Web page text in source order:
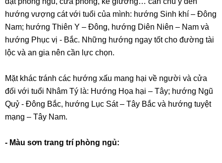
hướng vượng cát với tuổi của mình: hướng Sinh khí – Đông
Nam; hướng Thiên Y – Đông, hướng Diên Niên – Nam và
hướng Phục vị - Bắc. Những hướng ngay tốt cho đường tài
lộc và an gia nên cần lực chọn.
Mặt khác tránh các hướng xấu mang hại về người và cửa
đối với tuổi Nhâm Tý là: Hướng Họa hại – Tây; hướng Ngũ
Quỷ - Đông Bắc, hướng Lục Sát – Tây Bắc và hướng tuyệt
mạng – Tây Nam.
- Màu sơn trang trí phòng ngủ: